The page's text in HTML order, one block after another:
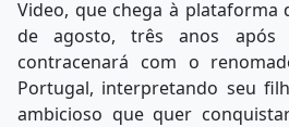
Video, que chega à plataforma
de agosto, três anos
contracenará com o
Portugal, interpretando seu
ambicioso que quer